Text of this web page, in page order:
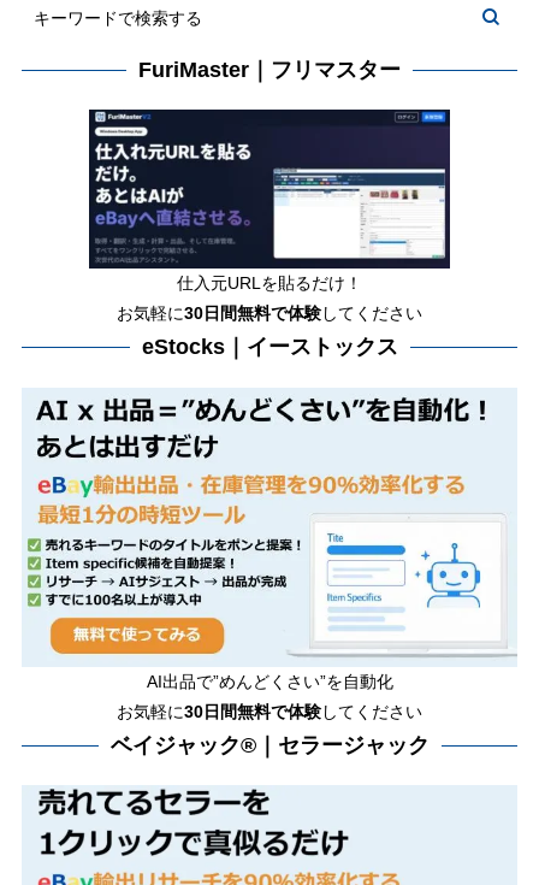
FuriMaster｜フリマスター
仕入元URLを貼るだけ！
お気軽に30日間無料で体験してください
eStocks｜イーストックス
AI出品で”めんどくさい”を自動化
お気軽に30日間無料で体験してください
ベイジャック®｜セラージャック